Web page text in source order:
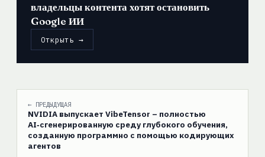
владельцы контента хотят остановить
Google ИИ
Открыть →
← ПРЕДЫДУЩАЯ
NVIDIA выпускает VibeTensor – полностью
AI‑сгенерированную среду глубокого обучения,
созданную программно с помощью кодирующих
агентов